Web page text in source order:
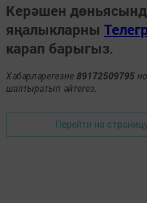
Керәшен
яңалыкларны
карап барыгыз.
Хәбәрләрегезне 89172509795
шалтыратып әйтегез.
Перейти на